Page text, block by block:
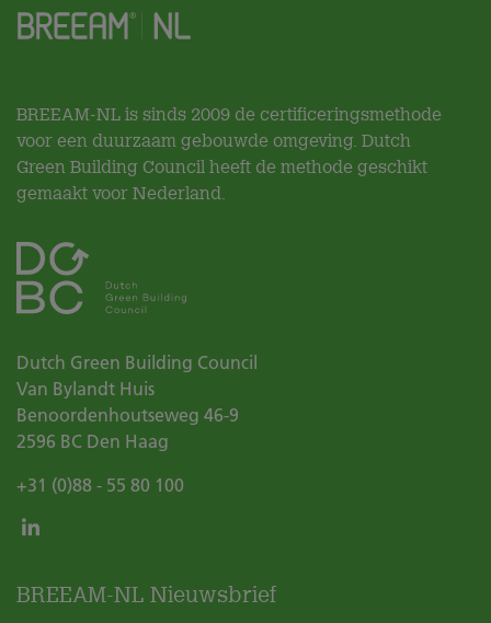
BREEAM-NL is sinds 2009 de certificeringsmethode
voor een duurzaam gebouwde omgeving. Dutch
Green Building Council heeft de methode geschikt
gemaakt voor Nederland.
Dutch Green Building Council
Van Bylandt Huis
Benoordenhoutseweg 46-9
2596 BC Den Haag
+31 (0)88 - 55 80 100
BREEAM-NL Nieuwsbrief